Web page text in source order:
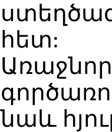
հետ:
նաև